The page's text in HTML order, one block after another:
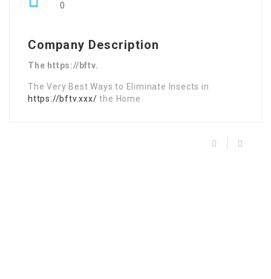
0
Company Description
The https://bftv.
The Very Best Ways to Eliminate Insects in
https://bftv.xxx/ the Home